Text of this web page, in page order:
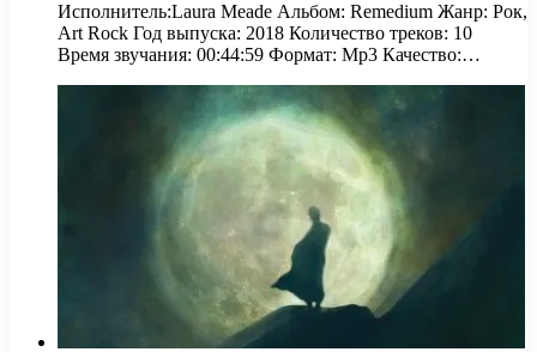
Исполнитель:Laura Meade Альбом: Remedium Жанр: Рок,
Art Rock Год выпуска: 2018 Количество треков: 10
Время звучания: 00:44:59 Формат: Mp3 Качество:…